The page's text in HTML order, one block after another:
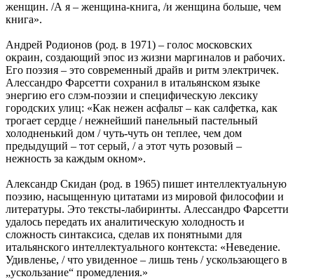
женщин. /А я ‒ женщина-книга, /и женщина больше, чем
книга».
Андрей Родионов (род. в 1971) ‒ голос московских
окраин, создающий эпос из жизни маргиналов и рабочих.
Его поэзия ‒ это современный драйв и ритм электричек.
Алессандро Фарсетти сохранил в итальянском языке
энергию его слэм-поэзии и специфическую лексику
городских улиц: «Как нежен асфальт ‒ как салфетка, как
трогает сердце / нежнейший панельный пастельный
холодненький дом / чуть-чуть он теплее, чем дом
предыдущий ‒ тот серый, / а этот чуть розовый ‒
нежность за каждым окном».
Александр Скидан (род. в 1965) пишет интеллектуальную
поэзию, насыщенную цитатами из мировой философии и
литературы. Это тексты-лабиринты. Алессандро Фарсетти
удалось передать их аналитическую холодность и
сложность синтаксиса, сделав их понятными для
итальянского интеллектуального контекста: «Неведение.
Удивленье, / что увиденное ‒ лишь тень / ускользающего в
„ускользание“ промедления.»